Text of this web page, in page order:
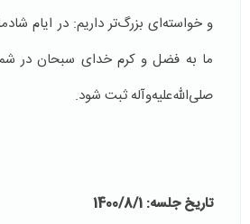
و خواسته‌ای بزرگ‌تر داریم: در ایام
ما به فضل و کرم خدای سبحان در
صلی‌الله‌علیه‌وآله ثبت شود.
تاریخ جلسه: 1400/8/1